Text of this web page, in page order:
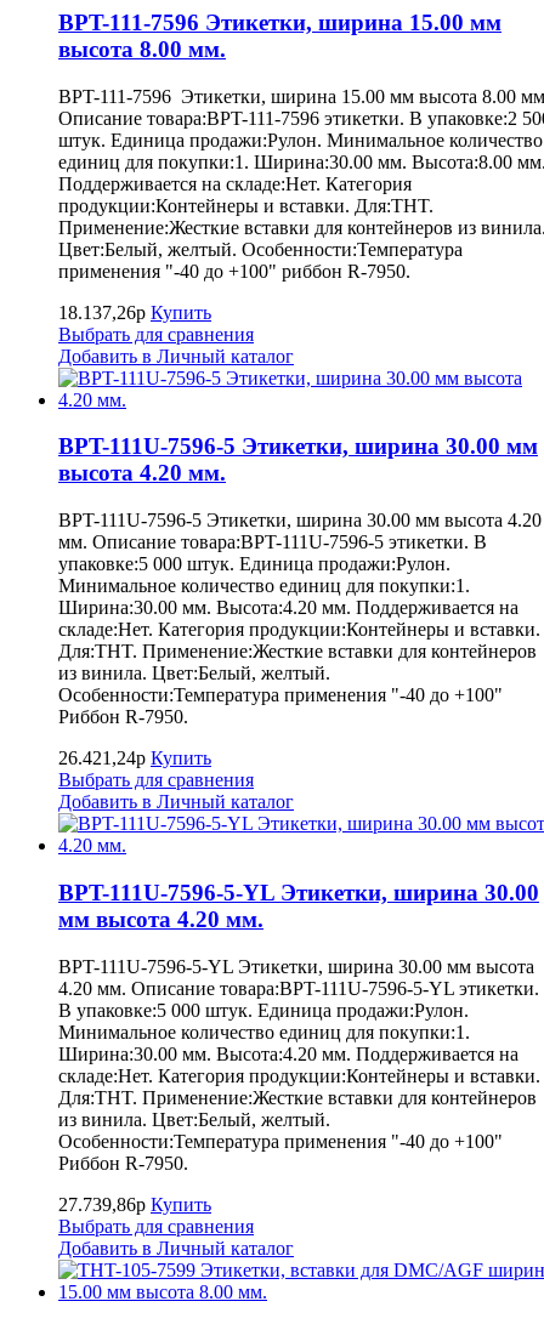
BPT-111-7596 Этикетки, ширина 15.00 мм
высота 8.00 мм.
BPT-111-7596 Этикетки, ширина 15.00 мм высота 8.00
Описание товара:BPT-111-7596 этикетки. В упаковке:2
штук. Единица продажи:Рулон. Минимальное количество
единиц для покупки:1. Ширина:30.00 мм. Высота:8.00
Поддерживается на складе:Нет. Категория
продукции:Контейнеры и вставки. Для:THT.
Применение:Жесткие вставки для контейнеров из
Цвет:Белый, желтый. Особенности:Температура
применения "-40 до +100" риббон R-7950.
18.137,26р Купить
Выбрать для сравнения
Добавить в Личный каталог
BPT-111U-7596-5 Этикетки, ширина 30.00 мм
высота 4.20 мм.
BPT-111U-7596-5 Этикетки, ширина 30.00 мм высота 4.20
мм. Описание товара:BPT-111U-7596-5 этикетки. В
упаковке:5 000 штук. Единица продажи:Рулон.
Минимальное количество единиц для покупки:1.
Ширина:30.00 мм. Высота:4.20 мм. Поддерживается на
складе:Нет. Категория продукции:Контейнеры и вставки.
Для:THT. Применение:Жесткие вставки для контейнеров
из винила. Цвет:Белый, желтый.
Особенности:Температура применения "-40 до +100"
Риббон R-7950.
26.421,24р Купить
Выбрать для сравнения
Добавить в Личный каталог
BPT-111U-7596-5-YL Этикетки, ширина 30.00
мм высота 4.20 мм.
BPT-111U-7596-5-YL Этикетки, ширина 30.00 мм высота
4.20 мм. Описание товара:BPT-111U-7596-5-YL этикетки.
В упаковке:5 000 штук. Единица продажи:Рулон.
Минимальное количество единиц для покупки:1.
Ширина:30.00 мм. Высота:4.20 мм. Поддерживается на
складе:Нет. Категория продукции:Контейнеры и вставки.
Для:THT. Применение:Жесткие вставки для контейнеров
из винила. Цвет:Белый, желтый.
Особенности:Температура применения "-40 до +100"
Риббон R-7950.
27.739,86р Купить
Выбрать для сравнения
Добавить в Личный каталог